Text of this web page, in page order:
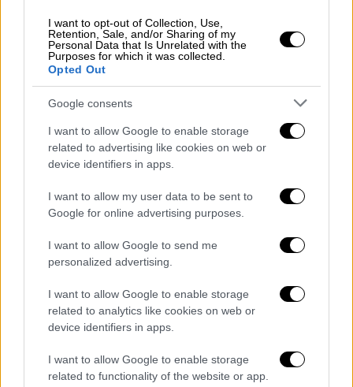
I want to opt-out of Collection, Use,
Retention, Sale, and/or Sharing of my
Personal Data that Is Unrelated with the
Purposes for which it was collected.
Opted Out
Google consents
I want to allow Google to enable storage
related to advertising like cookies on web or
device identifiers in apps.
I want to allow my user data to be sent to
Google for online advertising purposes.
I want to allow Google to send me
personalized advertising.
I want to allow Google to enable storage
related to analytics like cookies on web or
device identifiers in apps.
I want to allow Google to enable storage
related to functionality of the website or app.
υπέδειξε αυτόν που τον χτύπησε. Ωστόσο,
από την αστυνομία αναφέρουν ότι ο
συγκεκριμένος αστυνομικός υπηρετούσε
στη νυχτερινή βάρδια (22:00 – 06:00), και όχι
στη βάρδια κατά την οποία φέρεται να έγινε
ο έλεγχος. Ο αστυνομικός συνελήφθη και σε
βάρος του σχηματίστηκε δικογραφία για το
αδίκημα της σωματικής βλάβης αδύναμου
ατόμου.
Σύμφωνα με την αστυνομία από την
περαιτέρω προανακριτική διερεύνηση της
υπόθεσης και ειδικότερα από τις
καταθέσεις
περιοίκων και συνομηλίκωντου
ανηλίκου, οι οποίοι ήταν παρόντες κατά τον
έλεγχο, δεν προέκυψε κάτι επιλήψιμο για